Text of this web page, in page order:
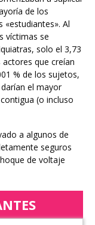
de los
Al
víctimas se
solo el 3,73
que creían
% de los sujetos,
el mayor
(o incluso
a algunos de
seguros
de voltaje